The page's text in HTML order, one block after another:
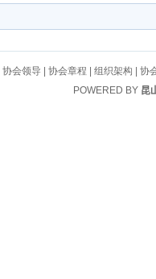
|协会领导 |协会章程 |组织架构 |协
POWERED BY 昆